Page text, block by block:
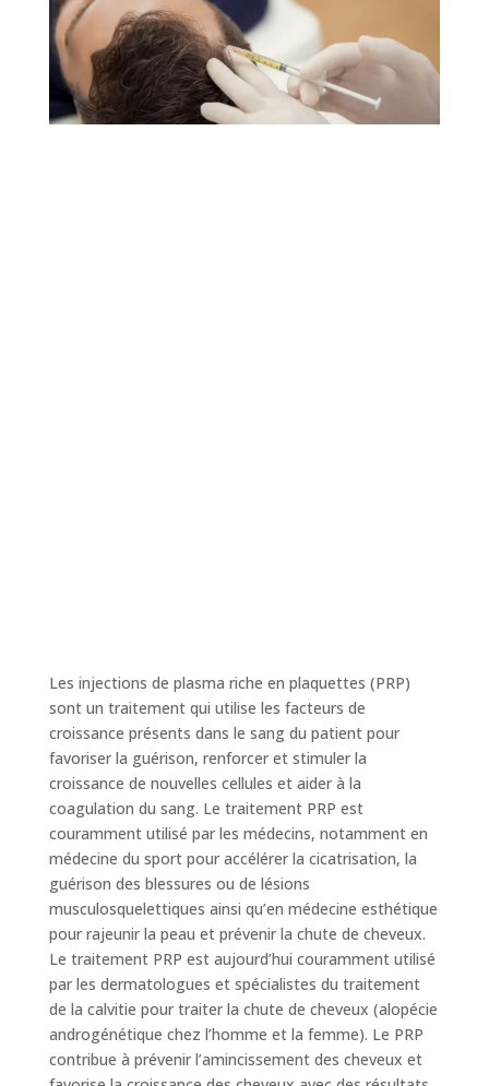
Les injections de plasma riche en plaquettes (PRP)
sont un traitement qui utilise les facteurs de
croissance présents dans le sang du patient pour
favoriser la guérison, renforcer et stimuler la
croissance de nouvelles cellules et aider à la
coagulation du sang. Le traitement PRP est
couramment utilisé par les médecins, notamment en
médecine du sport pour accélérer la cicatrisation, la
guérison des blessures ou de lésions
musculosquelettiques ainsi qu’en médecine esthétique
pour rajeunir la peau et prévenir la chute de cheveux.
Le traitement PRP est aujourd’hui couramment utilisé
par les dermatologues et spécialistes du traitement
de la calvitie pour traiter la chute de cheveux (alopécie
androgénétique chez l’homme et la femme). Le PRP
contribue à prévenir l’amincissement des cheveux et